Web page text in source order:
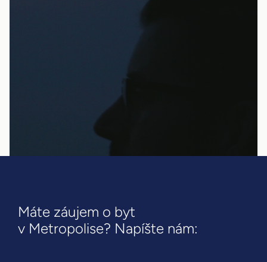
Máte záujem o byt
v Metropolise? Napíšte nám: